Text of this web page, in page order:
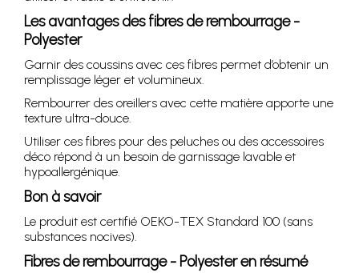
Les avantages des fibres de rembourrage -
Polyester
Garnir des coussins avec ces fibres permet d’obtenir un
remplissage léger et volumineux.
Rembourrer des oreillers avec cette matière apporte une
texture ultra-douce.
Utiliser ces fibres pour des peluches ou des accessoires
déco répond à un besoin de garnissage lavable et
hypoallergénique.
Bon à savoir
Le produit est certifié OEKO-TEX Standard 100 (sans
substances nocives).
Fibres de rembourrage - Polyester en résumé